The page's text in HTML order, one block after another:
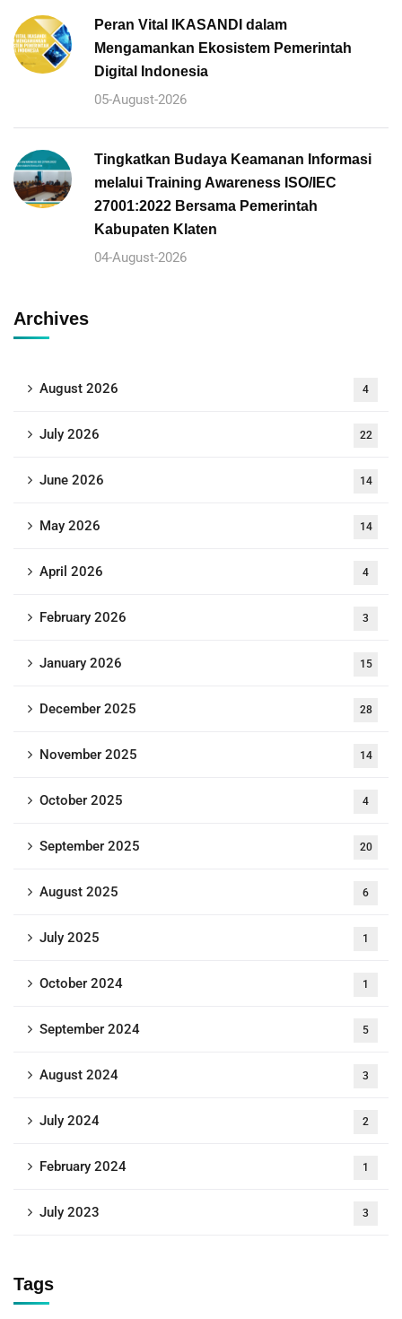
Peran Vital IKASANDI dalam
Mengamankan Ekosistem Pemerintah
Digital Indonesia
05-August-2026
Tingkatkan Budaya Keamanan Informasi
melalui Training Awareness ISO/IEC
27001:2022 Bersama Pemerintah
Kabupaten Klaten
04-August-2026
Archives
August 2026 4
July 2026 22
June 2026 14
May 2026 14
April 2026 4
February 2026 3
January 2026 15
December 2025 28
November 2025 14
October 2025 4
September 2025 20
August 2025 6
July 2025 1
October 2024 1
September 2024 5
August 2024 3
July 2024 2
February 2024 1
July 2023 3
Tags